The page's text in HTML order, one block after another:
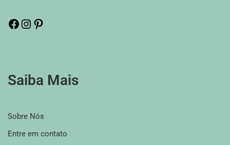
Saiba Mais
Sobre Nós
Entre em contato